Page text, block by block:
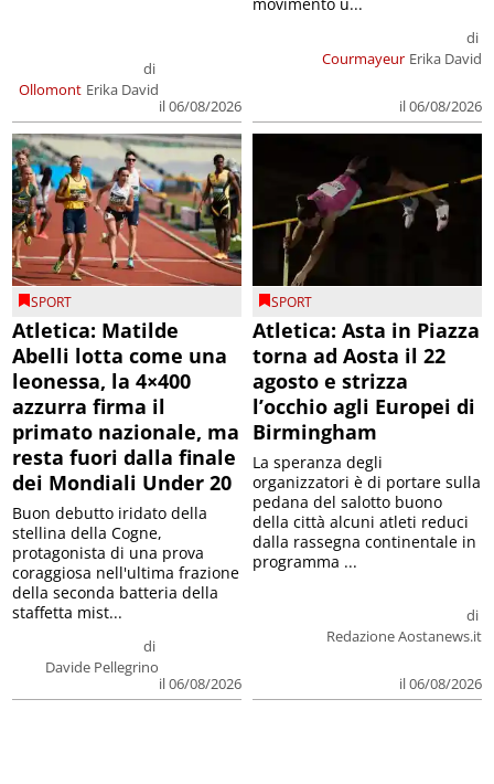
Ollomont
di
Erika David
il 06/08/2026
Courmayeur
di
Erika David
il 06/08/2026
SPORT
Atletica: Matilde
Abelli lotta come una
leonessa, la 4×400
azzurra firma il
primato nazionale, ma
resta fuori dalla finale
dei Mondiali Under 20
di
Davide Pellegrino
il 06/08/2026
Buon debutto iridato della
stellina della Cogne,
protagonista di una prova
coraggiosa nell'ultima frazione
della seconda batteria della
staffetta mist...
SPORT
Atletica: Asta in Piazza
torna ad Aosta il 22
agosto e strizza
l’occhio agli Europei di
Birmingham
di
Redazione Aostanews.it
il 06/08/2026
La speranza degli
organizzatori è di portare sulla
pedana del salotto buono
della città alcuni atleti reduci
dalla rassegna continentale in
programma ...